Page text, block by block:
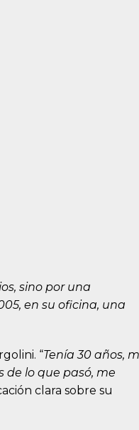
sino por una
en su oficina, una
“Tenía 30 años,
lo que pasó, me
clara sobre su